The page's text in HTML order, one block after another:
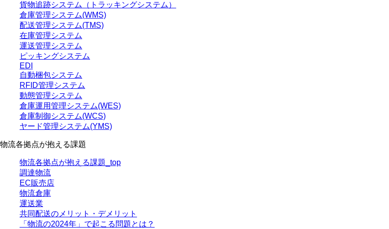
貨物追跡システム（トラッキングシステム）
倉庫管理システム(WMS)
配送管理システム(TMS)
在庫管理システム
運送管理システム
ピッキングシステム
EDI
自動梱包システム
RFID管理システム
動態管理システム
倉庫運用管理システム(WES)
倉庫制御システム(WCS)
ヤード管理システム(YMS)
物流各拠点が抱える課題
物流各拠点が抱える課題_top
調達物流
EC販売店
物流倉庫
運送業
共同配送のメリット・デメリット
「物流の2024年」で起こる問題とは？